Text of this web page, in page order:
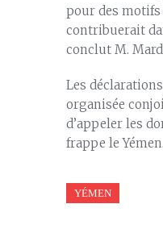
pour des motifs
contribuerait
conclut M.
Les
organisée
d’appeler les
frappe le Yémen.
YÉMEN